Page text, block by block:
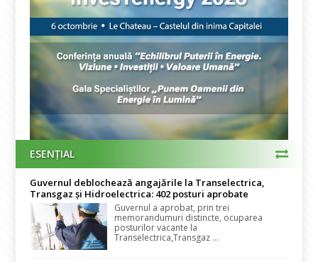
ESENȚIAL
Guvernul deblochează angajările la Transelectrica,
Transgaz și Hidroelectrica: 402 posturi aprobate
Guvernul a aprobat, prin trei
memorandumuri distincte, ocuparea
posturilor vacante la
Transelectrica,Transgaz ...